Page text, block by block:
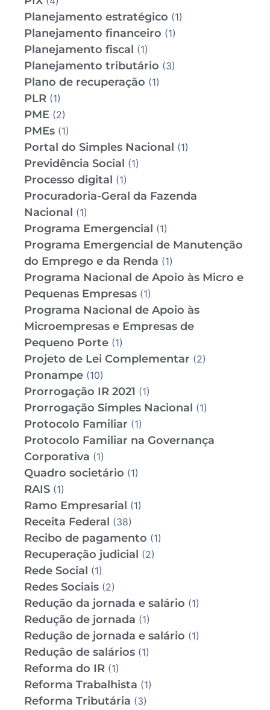
Planejamento estratégico (1)
Planejamento financeiro (1)
Planejamento fiscal (1)
Planejamento tributário (3)
Plano de recuperação (1)
PLR (1)
PME (2)
PMEs (1)
Portal do Simples Nacional (1)
Previdência Social (1)
Processo digital (1)
Procuradoria-Geral da Fazenda
Nacional (1)
Programa Emergencial (1)
Programa Emergencial de Manutenção
do Emprego e da Renda (1)
Programa Nacional de Apoio às Micro e
Pequenas Empresas (1)
Programa Nacional de Apoio às
Microempresas e Empresas de
Pequeno Porte (1)
Projeto de Lei Complementar (2)
Pronampe (10)
Prorrogação IR 2021 (1)
Prorrogação Simples Nacional (1)
Protocolo Familiar (1)
Protocolo Familiar na Governança
Corporativa (1)
Quadro societário (1)
RAIS (1)
Ramo Empresarial (1)
Receita Federal (38)
Recibo de pagamento (1)
Recuperação judicial (2)
Rede Social (1)
Redes Sociais (2)
Redução da jornada e salário (1)
Redução de jornada (1)
Redução de jornada e salário (1)
Redução de salários (1)
Reforma do IR (1)
Reforma Trabalhista (1)
Reforma Tributária (3)